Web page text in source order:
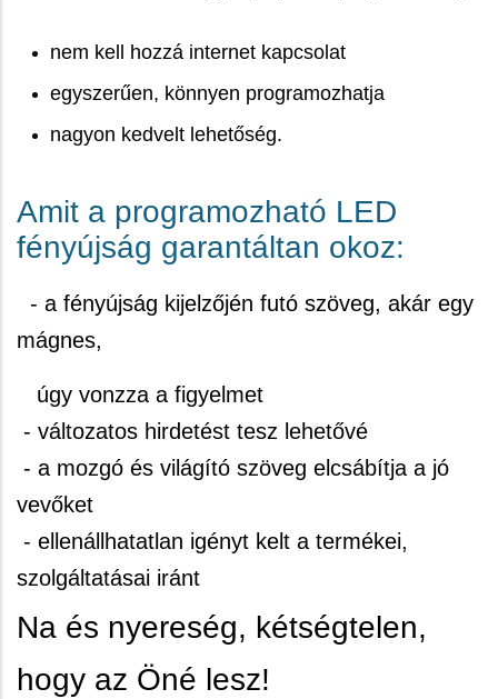
nem kell hozzá internet kapcsolat
egyszerűen, könnyen programozhatja
nagyon kedvelt lehetőség.
Amit a programozható LED
fényújság garantáltan okoz:
- a fényújság kijelzőjén futó szöveg, akár egy
mágnes,
úgy vonzza a figyelmet
- változatos hirdetést tesz lehetővé
- a mozgó és világító szöveg elcsábítja a jó
vevőket
- ellenállhatatlan igényt kelt a termékei,
szolgáltatásai iránt
Na és nyereség, kétségtelen,
hogy az Öné lesz!